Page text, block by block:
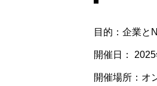
目的：企業と
開催日：
開催場所：オ